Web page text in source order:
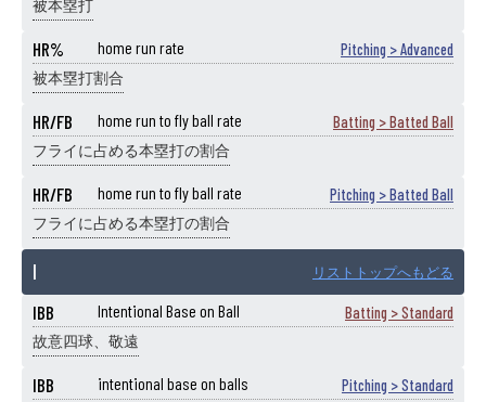
被本塁打
HR% home run rate Pitching > Advanced
被本塁打割合
HR/FB home run to fly ball rate Batting > Batted Ball
フライに占める本塁打の割合
HR/FB home run to fly ball rate Pitching > Batted Ball
フライに占める本塁打の割合
I リストトップへもどる
IBB Intentional Base on Ball Batting > Standard
故意四球、敬遠
IBB intentional base on balls Pitching > Standard